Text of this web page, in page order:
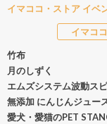
イマココ・ストア イベ
イマコ
竹布
月のしずく
エムズシステム波動ス
無添加 にんじんジュー
愛犬・愛猫のPET